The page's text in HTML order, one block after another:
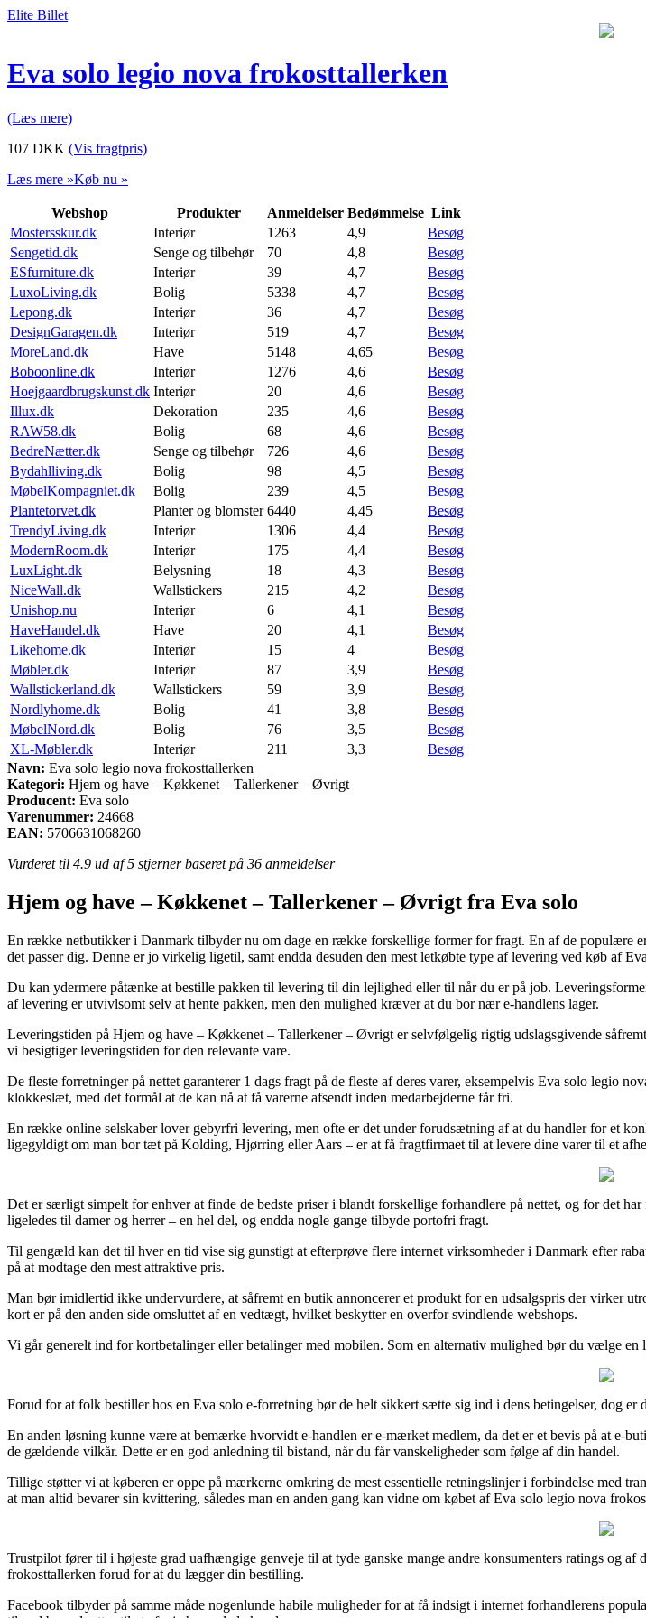
Elite Billet
Eva solo legio nova frokosttallerken
(Læs mere)
107 DKK (Vis fragtpris)
Læs mere »Køb nu »
Webshop Produkter Anmeldelser Bedømmelse Link
Mostersskur.dk
Interiør 1263 4,9
Besøg
Sengetid.dk
Senge og tilbehør 70 4,8
Besøg
ESfurniture.dk
Interiør 39 4,7
Besøg
LuxoLiving.dk
Bolig 5338 4,7
Besøg
Lepong.dk
Interiør 36 4,7
Besøg
DesignGaragen.dk
Interiør 519 4,7
Besøg
MoreLand.dk
Have 5148 4,65
Besøg
Boboonline.dk
Interiør 1276 4,6
Besøg
Hoejgaardbrugskunst.dk Interiør 20 4,6
Besøg
Illux.dk
Dekoration 235 4,6
Besøg
RAW58.dk
Bolig 68 4,6
Besøg
BedreNætter.dk
Senge og tilbehør 726 4,6
Besøg
Bydahlliving.dk
Bolig 98 4,5
Besøg
MøbelKompagniet.dk
Bolig 239 4,5
Besøg
Plantetorvet.dk
Planter og blomster 6440 4,45
Besøg
TrendyLiving.dk
Interiør 1306 4,4
Besøg
ModernRoom.dk
Interiør 175 4,4
Besøg
LuxLight.dk
Belysning 18 4,3
Besøg
NiceWall.dk
Wallstickers 215 4,2
Besøg
Unishop.nu
Interiør 6 4,1
Besøg
HaveHandel.dk
Have 20 4,1
Besøg
Likehome.dk
Interiør 15 4
Besøg
Møbler.dk
Interiør 87 3,9
Besøg
Wallstickerland.dk
Wallstickers 59 3,9
Besøg
Nordlyhome.dk
Bolig 41 3,8
Besøg
MøbelNord.dk
Bolig 76 3,5
Besøg
XL-Møbler.dk
Interiør 211 3,3
Besøg
Navn: Eva solo legio nova frokosttallerken
Kategori: Hjem og have – Køkkenet – Tallerkener – Øvrigt
Producent: Eva solo
Varenummer: 24668
EAN: 5706631068260
Vurderet til 4.9 ud af 5 stjerner baseret på 36 anmeldelser
Hjem og have – Køkkenet – Tallerkener – Øvrigt fra Eva solo
En række netbutikker i Danmark tilbyder nu om dage en række forskellige former for fragt. En af de populære
det passer dig. Denne er jo virkelig ligetil, samt endda desuden den mest letkøbte type af levering ved køb af
Du kan ydermere påtænke at bestille pakken til levering til din lejlighed eller til når du er på job.
af levering er utvivlsomt selv at hente pakken, men den mulighed kræver at du bor nær e-handlens lager.
Leveringstiden på Hjem og have – Køkkenet – Tallerkener – Øvrigt er selvfølgelig rigtig udslagsgivende
vi besigtiger leveringstiden for den relevante vare.
De fleste forretninger på nettet garanterer 1 dags fragt på de fleste af deres varer, eksempelvis Eva solo legio
klokkeslæt, med det formål at de kan nå at få varerne afsendt inden medarbejderne får fri.
En række online selskaber lover gebyrfri levering, men ofte er det under forudsætning af at du handler for et
ligegyldigt om man bor tæt på Kolding, Hjørring eller Aars – er at få fragtfirmaet til at levere dine varer til et
Det er særligt simpelt for enhver at finde de bedste priser i blandt forskellige forhandlere på nettet, og for det
ligeledes til damer og herrer – en hel del, og endda nogle gange tilbyde portofri fragt.
Til gengæld kan det til hver en tid vise sig gunstigt at efterprøve flere internet virksomheder i Danmark efter
på at modtage den mest attraktive pris.
Man bør imidlertid ikke undervurdere, at såfremt en butik annoncerer et produkt for en udsalgspris der virker
kort er på den anden side omsluttet af en vedtægt, hvilket beskytter en overfor svindlende webshops.
Vi går generelt ind for kortbetalinger eller betalinger med mobilen. Som en alternativ mulighed bør du vælge
Forud for at folk bestiller hos en Eva solo e-forretning bør de helt sikkert sætte sig ind i dens betingelser, dog er
En anden løsning kunne være at bemærke hvorvidt e-handlen er e-mærket medlem, da det er et bevis på at e-
de gældende vilkår. Dette er en god anledning til bistand, når du får vanskeligheder som følge af din handel.
Tillige støtter vi at køberen er oppe på mærkerne omkring de mest essentielle retningslinjer i forbindelse med
at man altid bevarer sin kvittering, således man en anden gang kan vidne om købet af Eva solo legio nova
Trustpilot fører til i højeste grad uafhængige genveje til at tyde ganske mange andre konsumenters ratings og
frokosttallerken forud for at du lægger din bestilling.
Facebook tilbyder på samme måde nogenlunde habile muligheder for at få indsigt i internet forhandlerens